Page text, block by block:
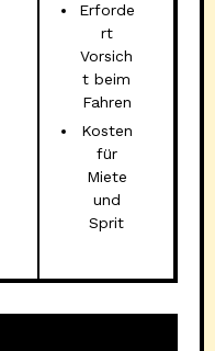
Erforde
rt
Vorsich
t beim
Fahren
Kosten
für
Miete
und
Sprit